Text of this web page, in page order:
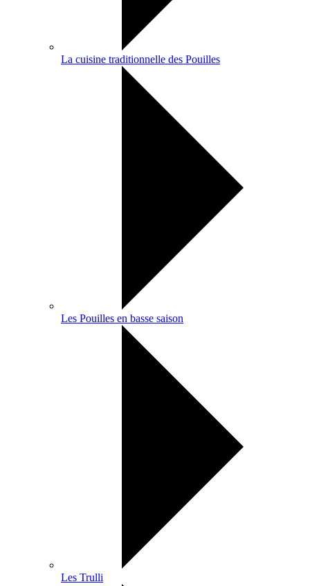
La cuisine traditionnelle des Pouilles
Les Pouilles en basse saison
Les Trulli